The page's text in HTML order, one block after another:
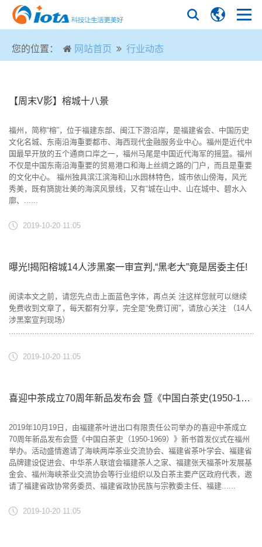
您的位置： 网站首页 行业动态
【周末V影】榕城十八景
福州，简称“榕”，位于福建东部、闽江下游沿岸，是福建省会、中国历史
文化名城、东南沿海重要都市、海西现代金融服务业中心。福州是近代中
国最早开放的五个通商口岸之一，福州马尾是中国近代海军的摇篮。福州
不仅是中国东南沿海重要的贸易港口和海上丝绸之路的门户，而且是重要
的文化中心。 福州独具滨江滨海和山水园林特色，城市依山傍海，风光
秀美，既有旖旎壮美的海滨风景线，又有“城在山中、山在城中、碧水入
廓、......
2019-10-20 11:05
曝光!揭阳榕城14人涉黑案一审宣判,“黑老大”竟是居委主任!
阅读本文之前，请您先点击上面蓝色字体，再点关 注这样您就可以继续
免费收到文章了，每天都有分享，完全是“免费订阅”，请放心关注 （14人
涉黑案宣判现场）
2019-10-20 11:05
喜迎中茶成立70周年新品发布会 暨《中国白茶史(1950-1969)》新书首发仪式在福州举办
2019年10月19日，由福建茶叶进出口有限责任公司举办的喜迎中茶成立
70周年新品发布会暨《中国白茶史（1950-1969）》新书首发仪式在福州
举办。活动盛情邀请了海峡两岸茶业交流协会、福建省茶叶学会、福建省
品牌建设促进会、中华茶人联谊会福建茶人之家、福建张天福茶叶发展基
金会、福州海峡茶业交流协会等行业组织以及白茶主要产区政府代表，邀
请了福建省政协常务委员、福建省政协民族与宗教委主任、福建......
2019-10-20 11:05